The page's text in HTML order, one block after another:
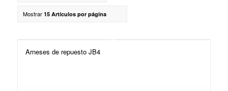
Mostrar 15 Artículos por página
Arneses de repuesto JB4